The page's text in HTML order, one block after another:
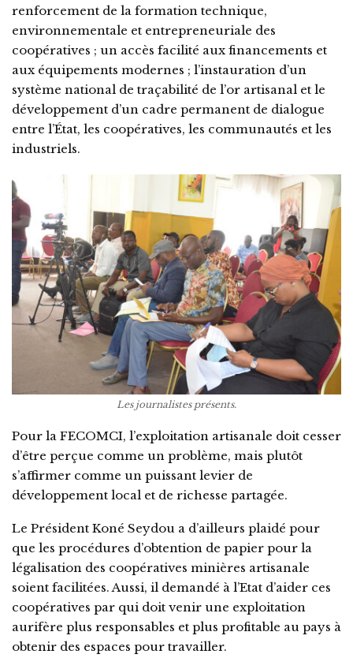
renforcement de la formation technique,
environnementale et entrepreneuriale des
coopératives ; un accès facilité aux financements et
aux équipements modernes ; l’instauration d’un
système national de traçabilité de l’or artisanal et le
développement d’un cadre permanent de dialogue
entre l’État, les coopératives, les communautés et les
industriels.
Les journalistes présents.
Pour la FECOMCI, l’exploitation artisanale doit cesser
d’être perçue comme un problème, mais plutôt
s’affirmer comme un puissant levier de
développement local et de richesse partagée.
Le Président Koné Seydou a d’ailleurs plaidé pour
que les procédures d’obtention de papier pour la
légalisation des coopératives minières artisanale
soient facilitées. Aussi, il demandé à l’Etat d’aider ces
coopératives par qui doit venir une exploitation
aurifère plus responsables et plus profitable au pays à
obtenir des espaces pour travailler.